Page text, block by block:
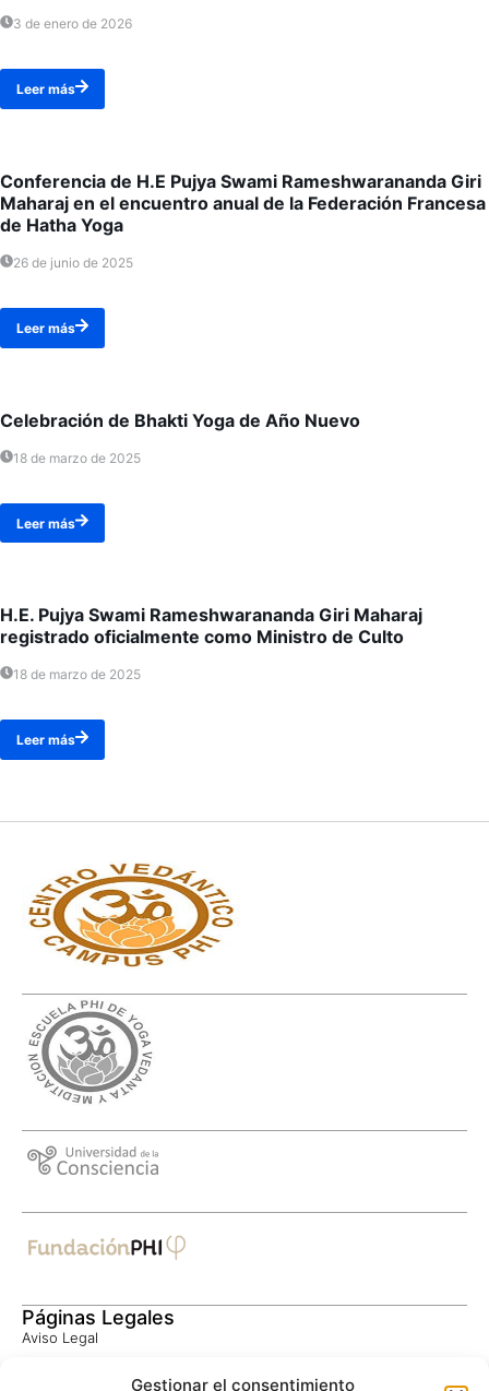
Gestionar el consentimiento
3 de enero de 2026
Leer más
Conferencia de H.E Pujya Swami Rameshwarananda Giri
Maharaj en el encuentro anual de la Federación Francesa
de Hatha Yoga
26 de junio de 2025
Leer más
Celebración de Bhakti Yoga de Año Nuevo
18 de marzo de 2025
Leer más
H.E. Pujya Swami Rameshwarananda Giri Maharaj
registrado oficialmente como Ministro de Culto
18 de marzo de 2025
Leer más
Páginas Legales
Aviso Legal